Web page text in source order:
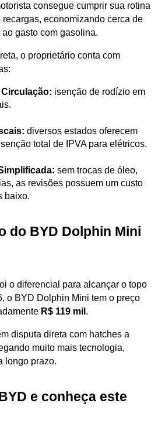
consegue cumprir sua rotina
gasto com gasolina.
o proprietário conta com
isenção de rodízio em
diversos estados oferecem
total de IPVA para elétricos.
sem trocas de óleo,
as revisões possuem um custo
baixo.
do BYD Dolphin Mini
o diferencial para alcançar o topo
o BYD Dolphin Mini tem o preço
R$ 119 mil .
disputa direta com hatches a
muito mais tecnologia,
longo prazo.
e conheça este